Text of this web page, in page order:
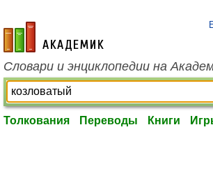
academic.ru
Словари и энциклопедии на
Толкования Переводы Книги